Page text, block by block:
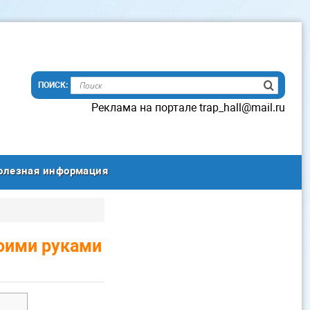
Реклама на портале trap_hall@mail.ru
информация
руками